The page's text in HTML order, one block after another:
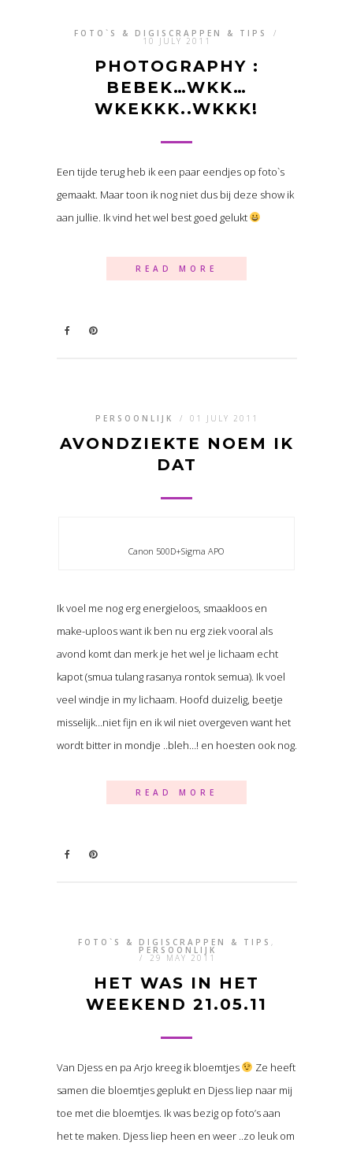
FOTO`S & DIGISCRAPPEN & TIPS /
10 JULY 2011
PHOTOGRAPHY :
BEBEK…WKK…
WKEKKK..WKKK!
Een tijde terug heb ik een paar eendjes op foto`s
gemaakt. Maar toon ik nog niet dus bij deze show ik
aan jullie. Ik vind het wel best goed gelukt
READ MORE
PERSOONLIJK / 01 JULY 2011
AVONDZIEKTE NOEM IK
DAT
Canon 500D+Sigma APO
Ik voel me nog erg energieloos, smaakloos en
make-uploos want ik ben nu erg ziek vooral als
avond komt dan merk je het wel je lichaam echt
kapot (smua tulang rasanya rontok semua). Ik voel
veel windje in my lichaam. Hoofd duizelig, beetje
misselijk…niet fijn en ik wil niet overgeven want het
wordt bitter in mondje ..bleh…! en hoesten ook nog.
READ MORE
FOTO`S & DIGISCRAPPEN & TIPS ,
PERSOONLIJK
/ 29 MAY 2011
HET WAS IN HET
WEEKEND 21.05.11
Van Djess en pa Arjo kreeg ik bloemtjes
Ze heeft
samen die bloemtjes geplukt en Djess liep naar mij
toe met die bloemtjes. Ik was bezig op foto’s aan
het te maken. Djess liep heen en weer ..zo leuk om